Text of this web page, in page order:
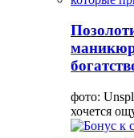
фото:
хочется